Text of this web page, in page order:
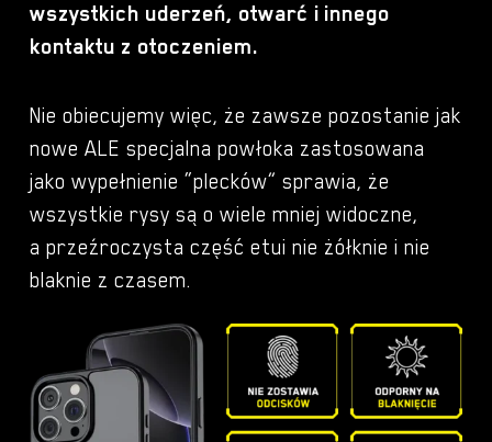
wszystkich uderzeń, otwarć i innego
kontaktu z otoczeniem.
Nie obiecujemy więc, że zawsze pozostanie jak
nowe ALE specjalna powłoka zastosowana
jako wypełnienie “plecków” sprawia, że
wszystkie rysy są o wiele mniej widoczne,
a przeźroczysta część etui nie żółknie i nie
blaknie z czasem.